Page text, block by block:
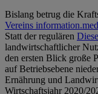
Bislang betrug die
Vereins
Statt der regulären
landwirtschaftlicher
den ersten Blick große
auf Betriebsebene
Ernährung und
Wirtschaftsjahr 2020/